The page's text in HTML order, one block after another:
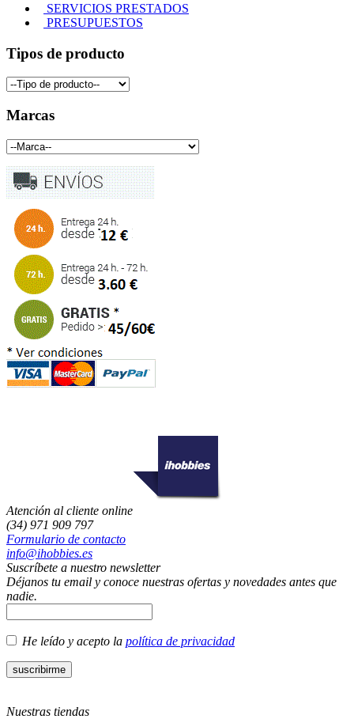
SERVICIOS PRESTADOS
PRESUPUESTOS
Tipos de producto
Marcas
Atención al cliente online
(34) 971 909 797
Formulario de contacto
info@ihobbies.es
Suscríbete a nuestro newsletter
Déjanos tu email y conoce nuestras ofertas y novedades antes que
nadie.
He leído y acepto la política de privacidad
Nuestras tiendas